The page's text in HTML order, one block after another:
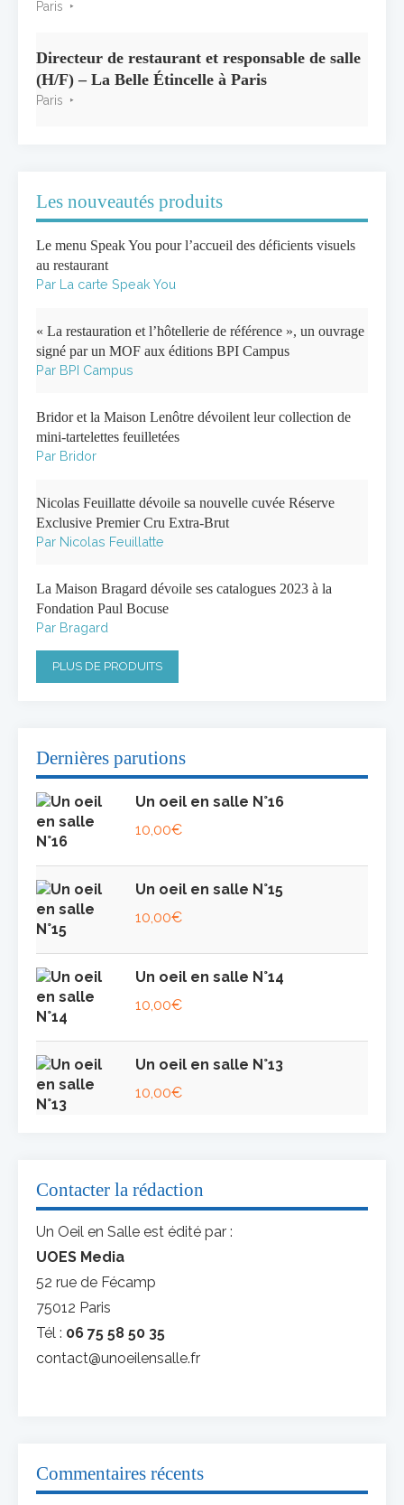
Paris
Directeur de restaurant et responsable de salle
(H/F) – La Belle Étincelle à Paris
Paris
Les nouveautés produits
Le menu Speak You pour l’accueil des déficients visuels
au restaurant
Par La carte Speak You
« La restauration et l’hôtellerie de référence », un ouvrage
signé par un MOF aux éditions BPI Campus
Par BPI Campus
Bridor et la Maison Lenôtre dévoilent leur collection de
mini-tartelettes feuilletées
Par Bridor
Nicolas Feuillatte dévoile sa nouvelle cuvée Réserve
Exclusive Premier Cru Extra-Brut
Par Nicolas Feuillatte
La Maison Bragard dévoile ses catalogues 2023 à la
Fondation Paul Bocuse
Par Bragard
PLUS DE PRODUITS
Dernières parutions
Un oeil en salle N°16
10,00€
Un oeil en salle N°15
10,00€
Un oeil en salle N°14
10,00€
Un oeil en salle N°13
10,00€
Contacter la rédaction
Un Oeil en Salle est édité par :
UOES Media
52 rue de Fécamp
75012 Paris
Tél : 06 75 58 50 35
contact@unoeilensalle.fr
Commentaires récents